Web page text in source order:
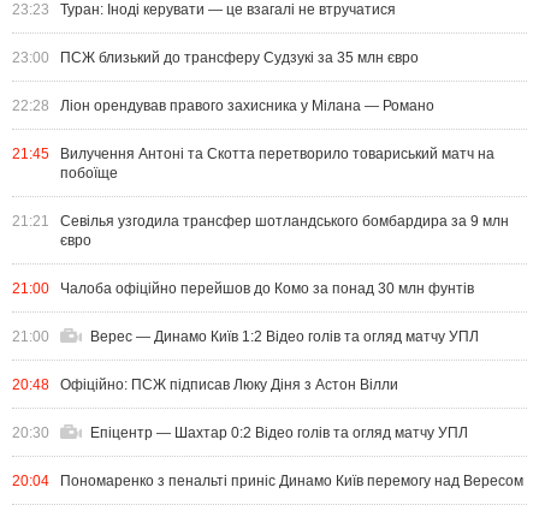
23:23 Туран: Іноді керувати — це взагалі не втручатися
23:00 ПСЖ близький до трансферу Судзукі за 35 млн євро
22:28 Ліон орендував правого захисника у Мілана — Романо
21:45
Вилучення Антоні та Скотта перетворило товариський матч на
побоїще
21:21
Севілья узгодила трансфер шотландського бомбардира за 9 млн
євро
21:00 Чалоба офіційно перейшов до Комо за понад 30 млн фунтів
21:00 Верес — Динамо Київ 1:2 Відео голів та огляд матчу УПЛ
20:48 Офіційно: ПСЖ підписав Люку Діня з Астон Вілли
20:30 Епіцентр — Шахтар 0:2 Відео голів та огляд матчу УПЛ
20:04 Пономаренко з пенальті приніс Динамо Київ перемогу над Вересом